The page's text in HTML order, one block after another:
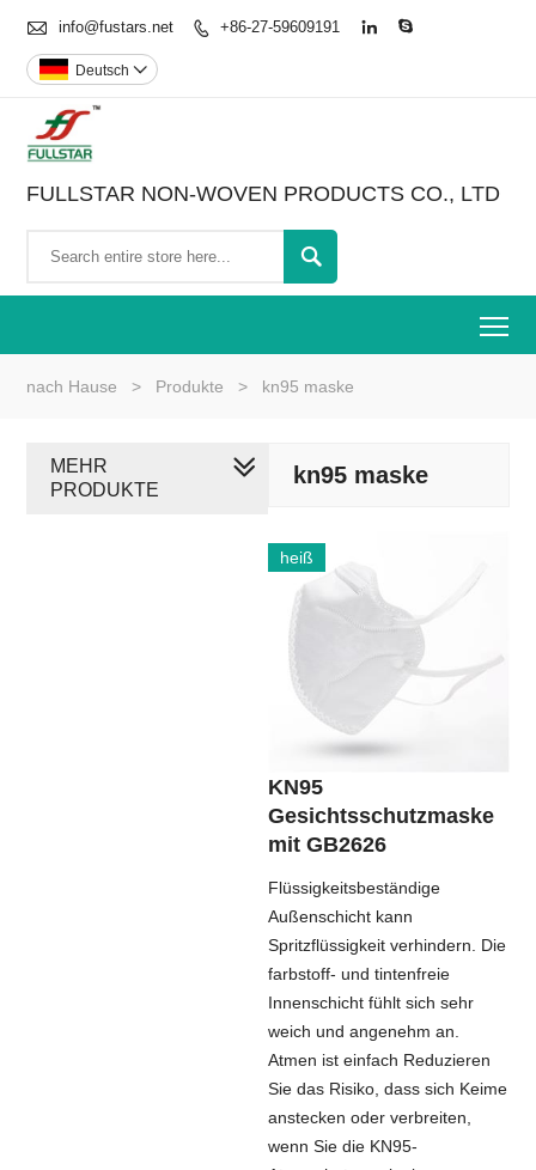
 info@fustars.net  +86-27-59609191  
Deutsch 
FULLSTAR NON-WOVEN PRODUCTS CO., LTD

nach Hause > Produkte > kn95 maske
kn95 maske
heiß
KN95
Gesichtsschutzmaske
mit GB2626
Flüssigkeitsbeständige
Außenschicht kann
Spritzflüssigkeit verhindern. Die
farbstoff- und tintenfreie
Innenschicht fühlt sich sehr
weich und angenehm an.
Atmen ist einfach Reduzieren
Sie das Risiko, dass sich Keime
anstecken oder verbreiten,
wenn Sie die KN95-
MEHR
PRODUKTE